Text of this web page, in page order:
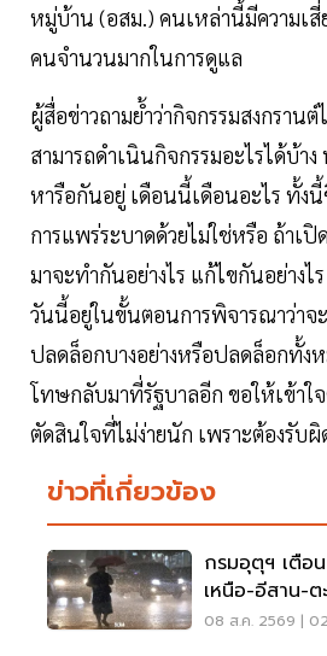
หมู่บ้าน (อสม.) คนเหล่านี้มีความเสี่
คนจำนวนมากในการดูแล
ผู้สื่อข่าวถามย้ำว่ากิจกรรมสงกรานต์
สามารถดำเนินกิจกรรมอะไรได้บ้าง
หารือกันอยู่ เดือนนี้เดือนอะไร ทั้ง
การแพร่ระบาดด้วยไม่ใช่หรือ ถ้าเ
มาจะทำกันอย่างไร แก้ไขกันอย่างไ
วันนี้อยู่ในขั้นตอนการพิจารณาว่าจะ
ปลดล็อกบางอย่างหรือปลดล็อกทั้ง
โทษกลับมาที่รัฐบาลอีก ขอให้เข้าใ
ตัดสินใจที่ไม่ง่ายนัก เพราะต้องรับ
ข่าวที่เกี่ยวข้อง
กรมอุตุฯ เตือ
เหนือ-อีสาน-
เมตร
08 ส.ค. 2569 |